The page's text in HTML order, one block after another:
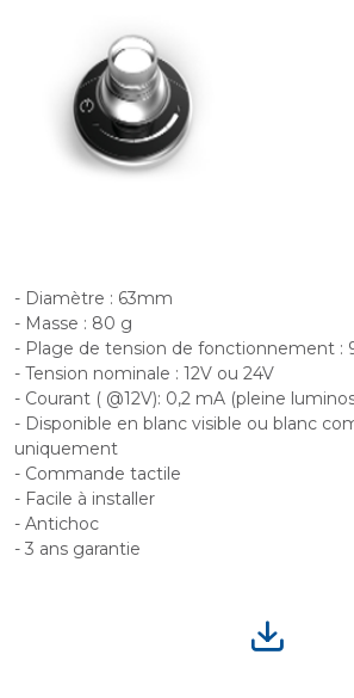
- Diamètre : 63mm
- Masse : 80 g
- Plage de tension de fonctionnement :
- Tension nominale : 12V ou 24V
- Courant ( @12V): 0,2 mA (pleine
- Disponible en blanc visible ou blanc
uniquement
- Commande tactile
- Facile à installer
- Antichoc
- 3 ans garantie